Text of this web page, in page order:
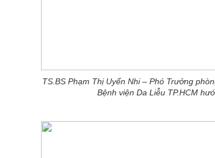
TS.BS Phạm Thị Uyển Nhi – Phó Trưởng
Bệnh viện Da Liễu TP.HCM